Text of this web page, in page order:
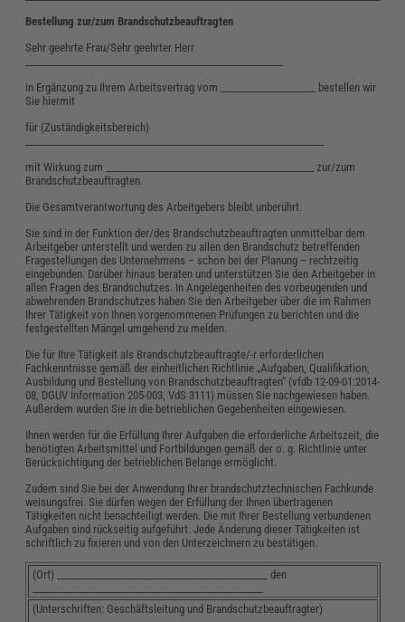
Bestellung zur/zum Brandschutzbeauftragten
Sehr geehrte Frau/Sehr geehrter Herr
in Ergänzung zu Ihrem Arbeitsvertrag vom _____________________ bestellen wir
Sie hiermit
für (Zuständigkeitsbereich)
mit Wirkung zum ______________________________________________ zur/zum
Brandschutzbeauftragten.
Die Gesamtverantwortung des Arbeitgebers bleibt unberührt.
Sie sind in der Funktion der/des Brandschutzbeauftragten unmittelbar dem
Arbeitgeber unterstellt und werden zu allen den Brandschutz betreffenden
Fragestellungen des Unternehmens – schon bei der Planung – rechtzeitig
eingebunden. Darüber hinaus beraten und unterstützen Sie den Arbeitgeber in
allen Fragen des Brandschutzes. In Angelegenheiten des vorbeugenden und
abwehrenden Brandschutzes haben Sie den Arbeitgeber über die im Rahmen
Ihrer Tätigkeit von Ihnen vorgenommenen Prüfungen zu berichten und die
festgestellten Mängel umgehend zu melden.
Die für Ihre Tätigkeit als Brandschutzbeauftragte/-r erforderlichen
Fachkenntnisse gemäß der einheitlichen Richtlinie „Aufgaben, Qualifikation,
Ausbildung und Bestellung von Brandschutzbeauftragten“ (vfdb 12-09-01:2014-
08, DGUV Information 205-003, VdS 3111) müssen Sie nachgewiesen haben.
Außerdem wurden Sie in die betrieblichen Gegebenheiten eingewiesen.
Ihnen werden für die Erfüllung Ihrer Aufgaben die erforderliche Arbeitszeit, die
benötigten Arbeitsmittel und Fortbildungen gemäß der o. g. Richtlinie unter
Berücksichtigung der betrieblichen Belange ermöglicht.
Zudem sind Sie bei der Anwendung Ihrer brandschutztechnischen Fachkunde
weisungsfrei. Sie dürfen wegen der Erfüllung der Ihnen übertragenen
Tätigkeiten nicht benachteiligt werden. Die mit Ihrer Bestellung verbundenen
Aufgaben sind rückseitig aufgeführt. Jede Änderung dieser Tätigkeiten ist
schriftlich zu fixieren und von den Unterzeichnern zu bestätigen.
(Ort) ______________________________________________, den
(Unterschriften: Geschäftsleitung und Brandschutzbeauftragter)